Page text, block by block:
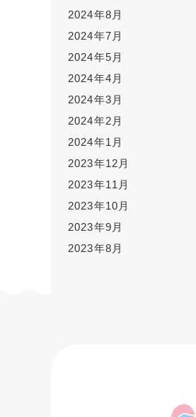
2024年8月
2024年7月
2024年5月
2024年4月
2024年3月
2024年2月
2024年1月
2023年12月
2023年11月
2023年10月
2023年9月
2023年8月